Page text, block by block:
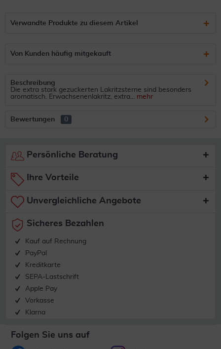
Verwandte Produkte zu diesem Artikel
Von Kunden häufig mitgekauft
Beschreibung
Die extra stark gezuckerten Lakritzsterne sind besonders
aromatisch. Erwachsenenlakritz, extra... mehr
Bewertungen 0
Persönliche Beratung
Ihre Vorteile
Unvergleichliche Angebote
Sicheres Bezahlen
Kauf auf Rechnung
PayPal
Kreditkarte
SEPA-Lastschrift
Apple Pay
Vorkasse
Klarna
Folgen Sie uns auf